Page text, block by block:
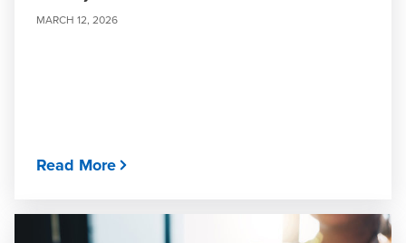
MARCH 12, 2026
Read More